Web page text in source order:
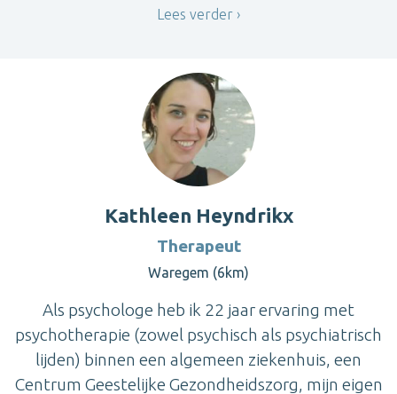
Lees verder
Kathleen Heyndrikx
Therapeut
Waregem (6km)
Als psychologe heb ik 22 jaar ervaring met
psychotherapie (zowel psychisch als psychiatrisch
lijden) binnen een algemeen ziekenhuis, een
Centrum Geestelijke Gezondheidszorg, mijn eigen